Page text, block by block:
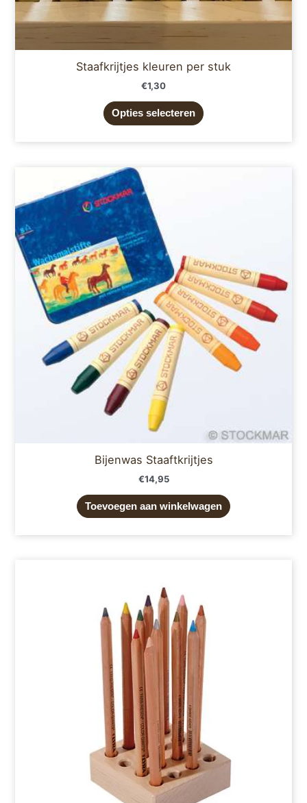
Staafkrijtjes kleuren per stuk
€1,30
Opties selecteren
Bijenwas Staaftkrijtjes
€14,95
Toevoegen aan winkelwagen
meerdere
variaties.
Deze
optie
kan
gekozen
de
productpagina